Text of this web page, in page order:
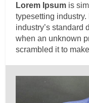
Lorem Ipsum is
typesetting
industry’s standard
when an unknown
scrambled it to